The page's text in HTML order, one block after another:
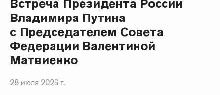
Встреча Президента России
Владимира Путина
с Председателем Совета
Федерации Валентиной
Матвиенко
28 июля 2026 г.